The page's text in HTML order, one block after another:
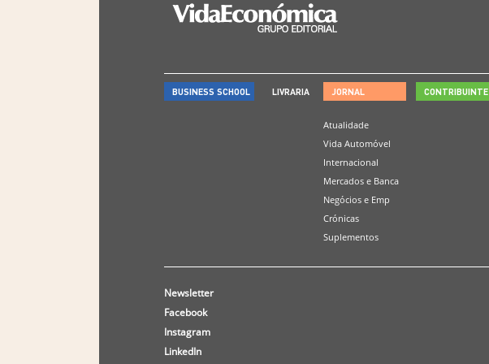
BUSINESS SCHOOL LIVRARIA JORNAL
Atualidade
Vida Automóvel
Internacional
Mercados e Banca
Negócios e Emp
Crónicas
Suplementos
CONTRIBUINTE
Newsletter
Facebook
Instagram
LinkedIn